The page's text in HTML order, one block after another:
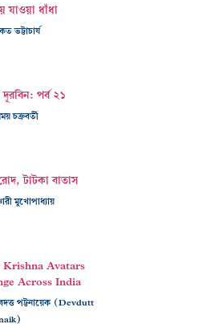
যাওয়া ধাঁধা
ভট্টাচার্য
পর্ব ২১
চক্রবর্তী
টাটকা বাতাস
মুখোপাধ্যায়
Avatars
Across India
পট্টনায়েক (Devdutt